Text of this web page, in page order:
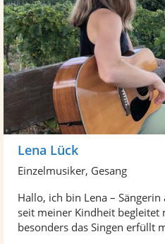
Lena Lück
Einzelmusiker, Gesang
Hallo, ich bin Lena –
seit meiner Kindheit begleitet
besonders das Singen erfüllt